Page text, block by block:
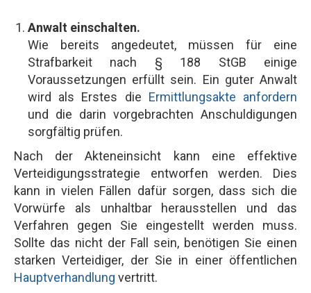
Anwalt einschalten.
Wie bereits angedeutet, müssen für eine
Strafbarkeit nach § 188 StGB einige
Voraussetzungen erfüllt sein. Ein guter Anwalt
wird als Erstes die Ermittlungsakte anfordern
und die darin vorgebrachten Anschuldigungen
sorgfältig prüfen.
Nach der Akteneinsicht kann eine effektive
Verteidigungsstrategie entworfen werden. Dies
kann in vielen Fällen dafür sorgen, dass sich die
Vorwürfe als unhaltbar herausstellen und das
Verfahren gegen Sie eingestellt werden muss.
Sollte das nicht der Fall sein, benötigen Sie einen
starken Verteidiger, der Sie in einer öffentlichen
Hauptverhandlung vertritt.